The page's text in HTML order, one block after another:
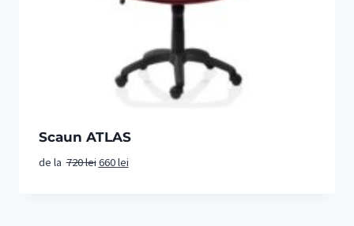
Scaun ATLAS
de la720leiPrețul
660leiPrețul